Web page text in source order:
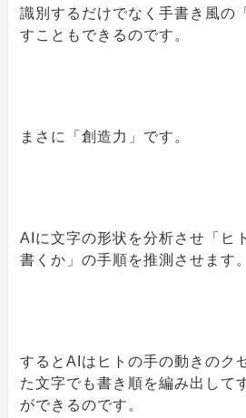
識別するだけでなく手書き風の
すこともできるのです。
まさに「創造力」です。
AIに文字の形状を分析させ「ヒ
書くか」の手順を推測させます。
するとAIはヒトの手の動きのク
た文字でも書き順を編み出して
ができるのです。